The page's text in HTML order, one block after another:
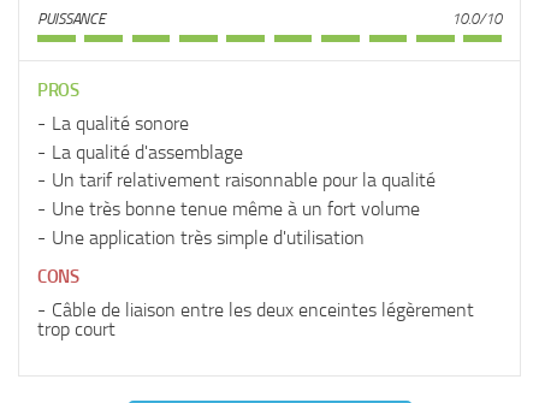
PUISSANCE 10.0/10
PROS
La qualité sonore
La qualité d'assemblage
Un tarif relativement raisonnable pour la qualité
Une très bonne tenue même à un fort volume
Une application très simple d'utilisation
CONS
Câble de liaison entre les deux enceintes légèrement
trop court